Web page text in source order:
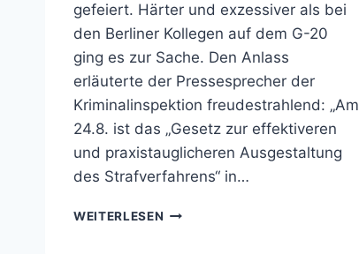
gefeiert. Härter und exzessiver als bei
den Berliner Kollegen auf dem G-20
ging es zur Sache. Den Anlass
erläuterte der Pressesprecher der
Kriminalinspektion freudestrahlend: „Am
24.8. ist das „Gesetz zur effektiveren
und praxistauglicheren Ausgestaltung
des Strafverfahrens“ in…
WEITERLESEN BERAUSCHTE